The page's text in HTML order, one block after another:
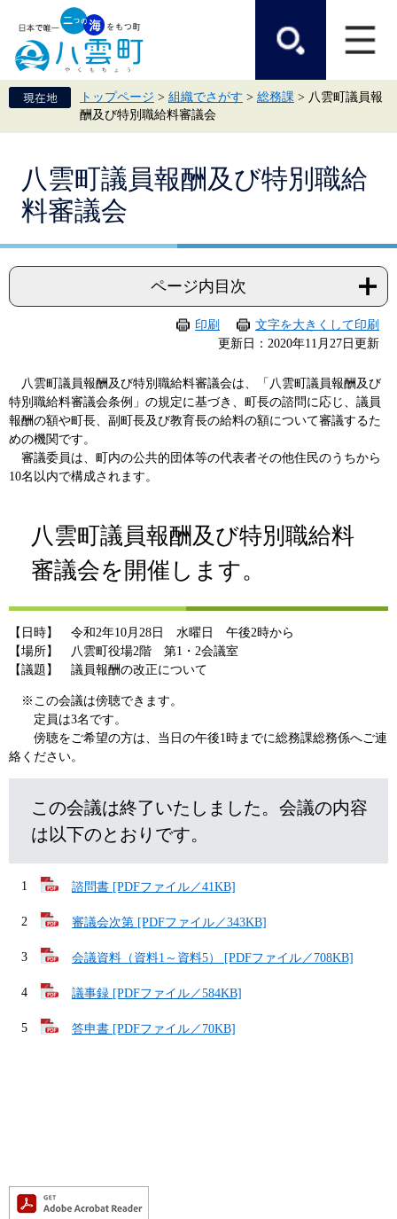
頭
で
飛
ば
て
トップページ > 組織でさがす > 総務課 > 八雲町議員報
酬及び特別職給料審議会
八雲町議員報酬及び特別職給
料審議会
ページ内目次
印刷
文字を大きくして印刷
更新日：2020年11月27日更新
八雲町議員報酬及び特別職給料審議会は、「八雲町議員報酬及び
特別職給料審議会条例」の規定に基づき、町長の諮問に応じ、議員
報酬の額や町長、副町長及び教育長の給料の額について審議するた
めの機関です。
審議委員は、町内の公共的団体等の代表者その他住民のうちから
10名以内で構成されます。
八雲町議員報酬及び特別職給料
審議会を開催します。
【日時】 令和2年10月28日 水曜日 午後2時から
【場所】 八雲町役場2階 第1・2会議室
【議題】 議員報酬の改正について
※この会議は傍聴できます。
定員は3名です。
傍聴をご希望の方は、当日の午後1時までに総務課総務係へご連
絡ください。
この会議は終了いたしました。会議の内容
は以下のとおりです。
1 諮問書 [PDFファイル／41KB]
2 審議会次第 [PDFファイル／343KB]
3 会議資料（資料1～資料5） [PDFファイル／708KB]
4 議事録 [PDFファイル／584KB]
5 答申書 [PDFファイル／70KB]